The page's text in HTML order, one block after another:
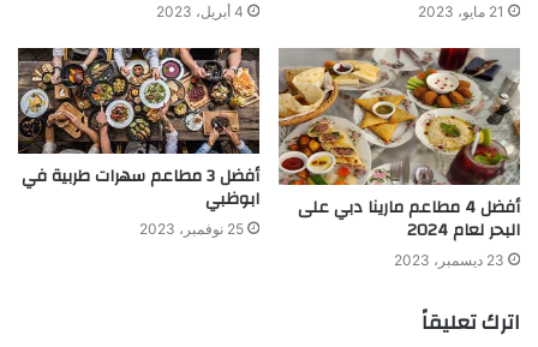
21 مايو، 2023 4 أبريل، 2023
أفضل 4 مطاعم مارينا دبي على
البحر لعام 2024
23 ديسمبر، 2023
أفضل 3 مطاعم سهرات طربية في
ابوظبي
25 نوفمبر، 2023
اترك تعليقاً